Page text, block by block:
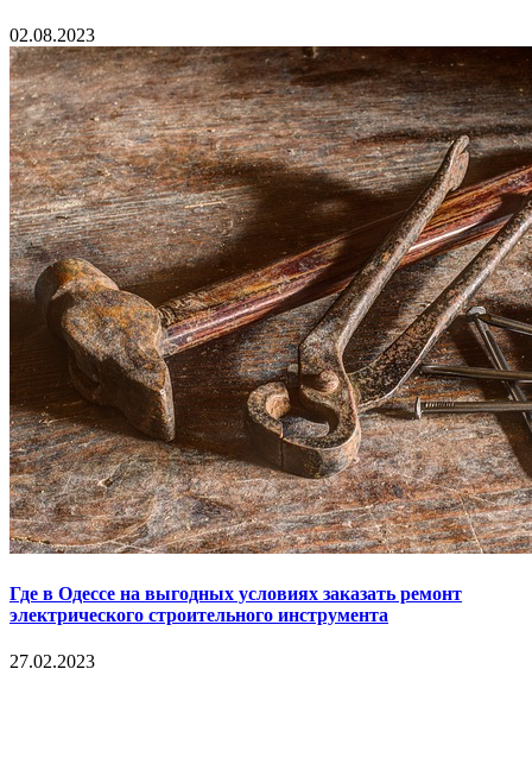
02.08.2023
Где в Одессе на выгодных условиях заказать ремонт
электрического строительного инструмента
27.02.2023